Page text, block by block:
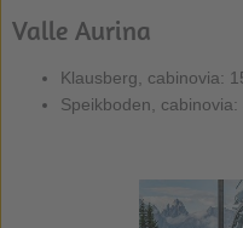
Valle Aurina
Klausberg, cabinovia:
Speikboden,